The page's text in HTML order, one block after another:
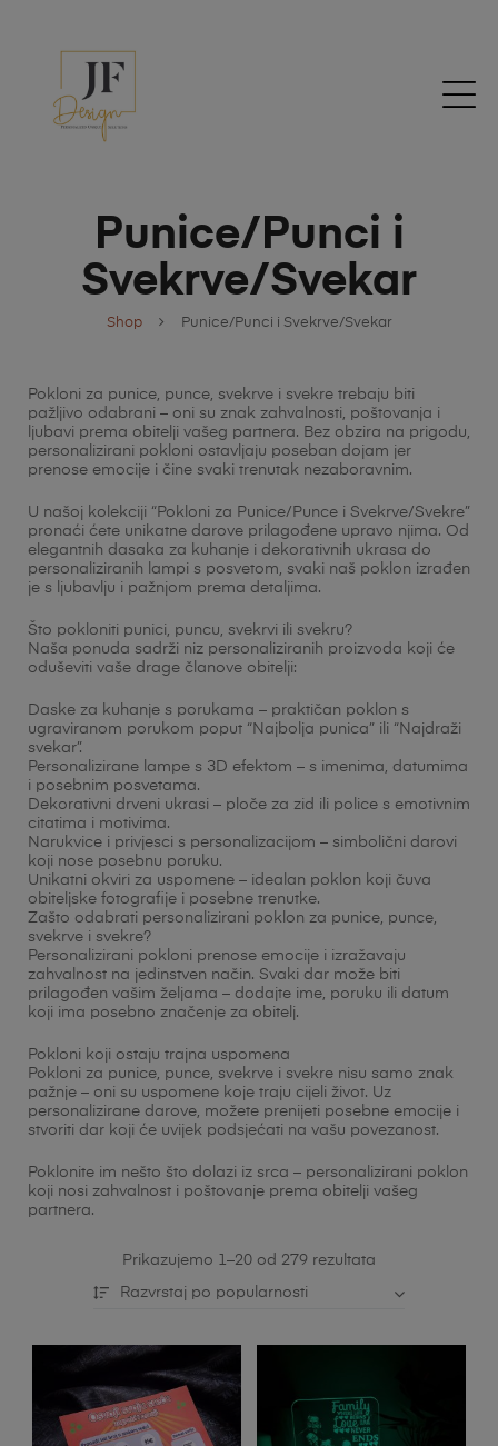
Shop Punice/Punci i Svekrve/Svekar
Punice/Punci i
Svekrve/Svekar
Pokloni za punice, punce, svekrve i svekre trebaju biti
pažljivo odabrani – oni su znak zahvalnosti, poštovanja i
ljubavi prema obitelji vašeg partnera. Bez obzira na prigodu,
personalizirani pokloni ostavljaju poseban dojam jer
prenose emocije i čine svaki trenutak nezaboravnim.
U našoj kolekciji “Pokloni za Punice/Punce i Svekrve/Svekre”
pronaći ćete unikatne darove prilagođene upravo njima. Od
elegantnih dasaka za kuhanje i dekorativnih ukrasa do
personaliziranih lampi s posvetom, svaki naš poklon izrađen
je s ljubavlju i pažnjom prema detaljima.
Što pokloniti punici, puncu, svekrvi ili svekru?
Naša ponuda sadrži niz personaliziranih proizvoda koji će
oduševiti vaše drage članove obitelji:
Daske za kuhanje s porukama – praktičan poklon s
ugraviranom porukom poput “Najbolja punica” ili “Najdraži
svekar”.
Personalizirane lampe s 3D efektom – s imenima, datumima
i posebnim posvetama.
Dekorativni drveni ukrasi – ploče za zid ili police s emotivnim
citatima i motivima.
Narukvice i privjesci s personalizacijom – simbolični darovi
koji nose posebnu poruku.
Unikatni okviri za uspomene – idealan poklon koji čuva
obiteljske fotografije i posebne trenutke.
Zašto odabrati personalizirani poklon za punice, punce,
svekrve i svekre?
Personalizirani pokloni prenose emocije i izražavaju
zahvalnost na jedinstven način. Svaki dar može biti
prilagođen vašim željama – dodajte ime, poruku ili datum
koji ima posebno značenje za obitelj.
Pokloni koji ostaju trajna uspomena
Pokloni za punice, punce, svekrve i svekre nisu samo znak
pažnje – oni su uspomene koje traju cijeli život. Uz
personalizirane darove, možete prenijeti posebne emocije i
stvoriti dar koji će uvijek podsjećati na vašu povezanost.
Poklonite im nešto što dolazi iz srca – personalizirani poklon
koji nosi zahvalnost i poštovanje prema obitelji vašeg
partnera.
Prikazujemo 1–20 od 279 rezultata
Razvrstaj po popularnosti